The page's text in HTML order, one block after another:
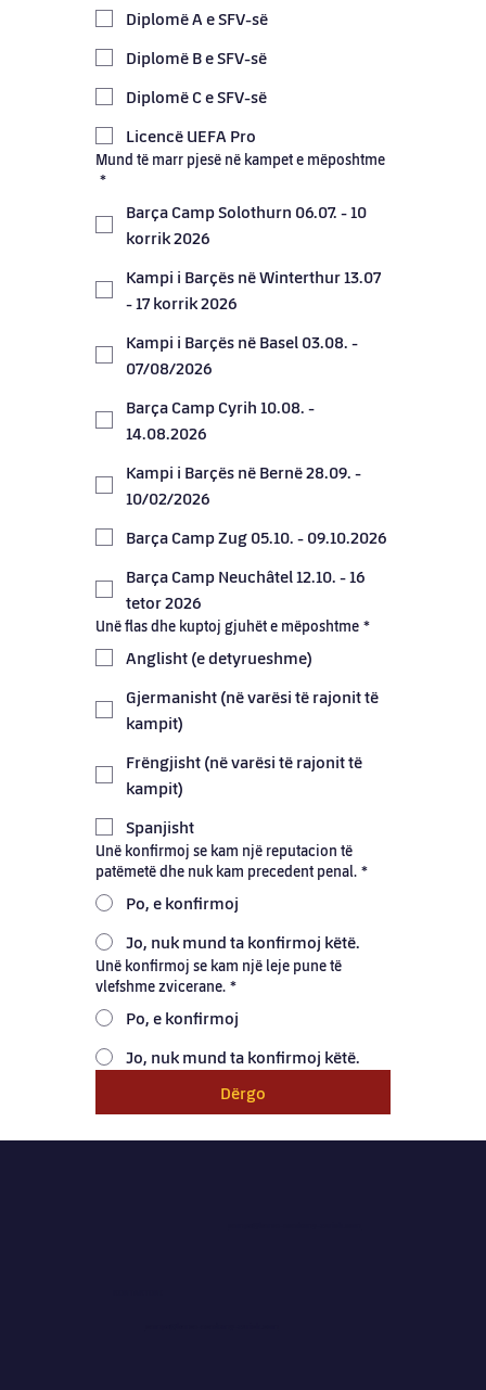
Diplomë A e SFV-së
Diplomë B e SFV-së
Diplomë C e SFV-së
Licencë UEFA Pro
Mund të marr pjesë në kampet e mëposhtme
*
Barça Camp Solothurn 06.07. - 10
korrik 2026
Kampi i Barçës në Winterthur 13.07
- 17 korrik 2026
Kampi i Barçës në Basel 03.08. -
07/08/2026
Barça Camp Cyrih 10.08. -
14.08.2026
Kampi i Barçës në Bernë 28.09. -
10/02/2026
Barça Camp Zug 05.10. - 09.10.2026
Barça Camp Neuchâtel 12.10. - 16
tetor 2026
Unë flas dhe kuptoj gjuhët e mëposhtme *
Anglisht (e detyrueshme)
Gjermanisht (në varësi të rajonit të
kampit)
Frëngjisht (në varësi të rajonit të
kampit)
Spanjisht
Unë konfirmoj se kam një reputacion të
patëmetë dhe nuk kam precedent penal. *
Po, e konfirmoj
Jo, nuk mund ta konfirmoj këtë.
Unë konfirmoj se kam një leje pune të
vlefshme zvicerane. *
Po, e konfirmoj
Jo, nuk mund ta konfirmoj këtë.
Dërgo